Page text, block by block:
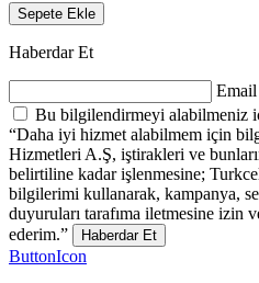
Sepete Ekle
Haberdar Et
Bu bilgilendirmeyi alabilmeniz
“Daha iyi hizmet alabilmem için
Hizmetleri A.Ş, iştirakleri ve
belirtiline kadar işlenmesine;
bilgilerimi kullanarak, kampanya,
duyuruları tarafıma iletmesine izin
ederim.”
Haberdar Et
ButtonIcon